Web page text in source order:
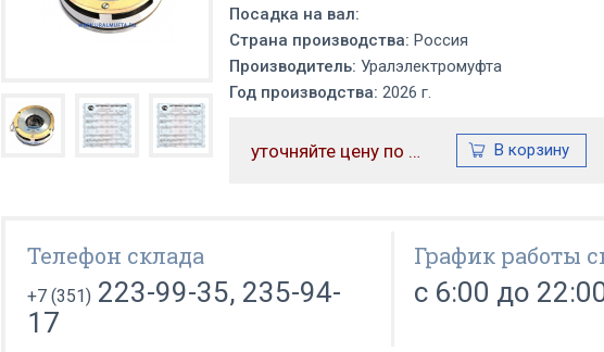
Посадка на вал:
Страна производства: Россия
Производитель: Уралэлектромуфта
Год производства: 2026 г.
уточняйте цену по телефону
Телефон склада
+7 (351) 223-99-35, 235-94-
17
График работы
с 6:00 до